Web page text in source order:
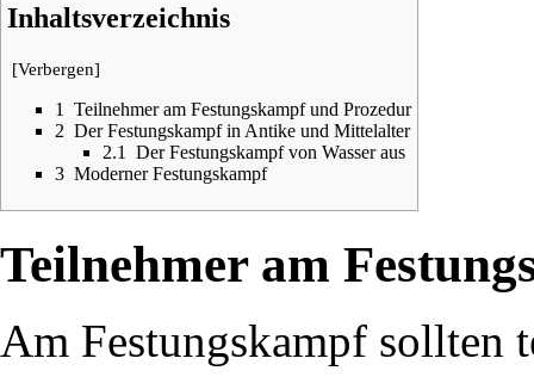
Inhaltsverzeichnis
[Verbergen]
1
Teilnehmer am Festungskampf und Prozedur
2 Der Festungskampf in Antike und Mittelalter
2.1
Der Festungskampf von Wasser aus
3 Moderner Festungskampf
Teilnehmer am
Am Festungskampf sollten